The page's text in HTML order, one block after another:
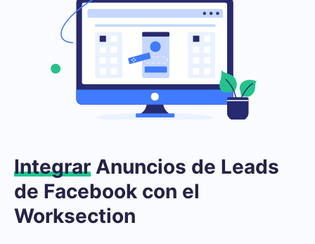
Integrar Anuncios de Leads
de Facebook con el
Worksection